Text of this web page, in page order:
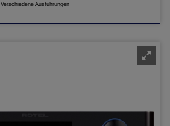
Verschiedene Ausführungen